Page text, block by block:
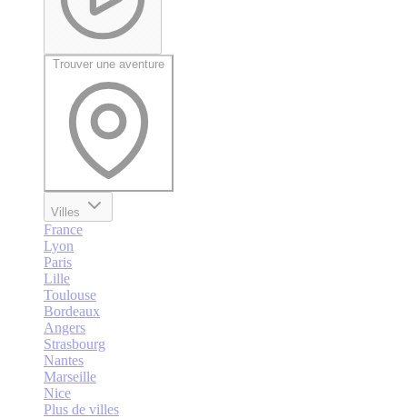
Trouver une aventure
Villes
France
Lyon
Paris
Lille
Toulouse
Bordeaux
Angers
Strasbourg
Nantes
Marseille
Nice
Plus de villes